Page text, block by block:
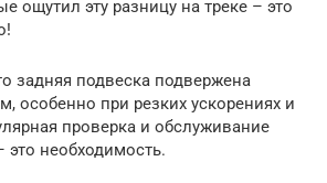
ощутил эту разницу на треке – это
задняя подвеска подвержена
особенно при резких ускорениях и
проверка и обслуживание
это необходимость.